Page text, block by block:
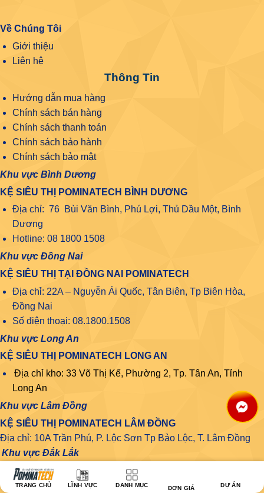
Về Chúng Tôi
Giới thiệu
Liên hệ
Thông Tin
Hướng dẫn mua hàng
Chính sách bán hàng
Chính sách thanh toán
Chính sách bảo hành
Chính sách bảo mật
Khu vực Bình Dương
KỆ SIÊU THỊ POMINATECH BÌNH DƯƠNG
Địa chỉ: 76 Bùi Văn Bình, Phú Lợi, Thủ Dầu Một, Bình
Dương
Hotline: 08 1800 1508
Khu vực Đồng Nai
KỆ SIÊU THỊ TẠI ĐỒNG NAI POMINATECH
Địa chỉ: 22A – Nguyễn Ái Quốc, Tân Biên, Tp Biên Hòa,
Đồng Nai
Số điện thoại: 08.1800.1508
Khu vực Long An
KỆ SIÊU THỊ POMINATECH LONG AN
Địa chỉ kho: 33 Võ Thị Kế, Phường 2, Tp. Tân An, Tỉnh
Long An
Khu vực Lâm Đồng
KỆ SIÊU THỊ POMINATECH LÂM ĐỒNG
Địa chỉ: 10A Trần Phú, P. Lộc Sơn Tp Bảo Lộc, T. Lâm Đồng
Khu vực Đắk Lắk
KỆ SIÊU THỊ POMINATECH ĐẮK LẮK
Địa chỉ: 37 Tân Sơn, Ea Tam, Thành phố Buôn Ma Thuột, Đắk
TRANG CHỦ LĨNH VỰC DANH MỤC ĐƠN GIÁ DỰ ÁN